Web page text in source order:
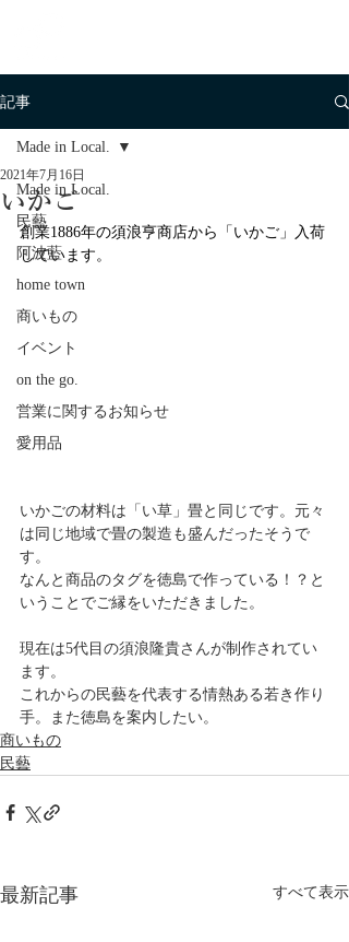
記事
Made in Local.
民藝
阿波藍
home town
商いもの
イベント
on the go.
営業に関するお知らせ
愛用品
Made in Local.
いかご
2021年7月16日
創業1886年の須浪亨商店から「いかご」入荷
しています。
いかごの材料は「い草」畳と同じです。元々
は同じ地域で畳の製造も盛んだったそうで
す。
なんと商品のタグを徳島で作っている！？と
いうことでご縁をいただきました。
現在は5代目の須浪隆貴さんが制作されてい
ます。
これからの民藝を代表する情熱ある若き作り
手。また徳島を案内したい。
商いもの
民藝
最新記事 すべて表示